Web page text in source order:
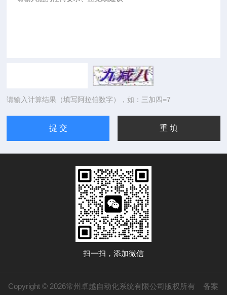
请输入计算结果（填写阿拉伯数字），如：三加四=7
扫一扫，添加微信
Copyright © 2026常州卓越自动化系统有限公司版权所有 备案